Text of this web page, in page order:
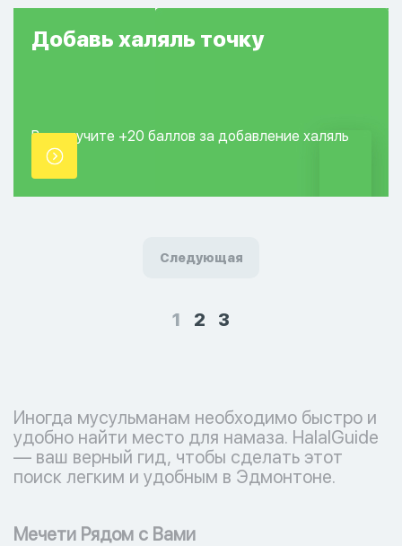
Добавь халяль точку
Вы получите +20 баллов за добавление халяль
точки.
Следующая
1 2 3
Иногда мусульманам необходимо быстро и
удобно найти место для намаза. HalalGuide
— ваш верный гид, чтобы сделать этот
поиск легким и удобным в Эдмонтоне.
Мечети Рядом с Вами